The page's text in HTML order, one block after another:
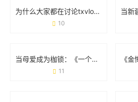
为什么大家都在讨论txvlogcom糖心官网网站？这几点体验太真实了
10
当母爱成为枷锁：《一个好妈妈的D3申字电影》为何刺痛千万人
11